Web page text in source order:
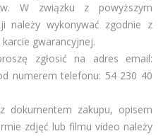
W związku z powyższym
należy wykonywać zgodnie z
gwarancyjnej.
zgłosić na adres email:
numerem telefonu: 54 230 40
dokumentem zakupu, opisem
zdjęć lub filmu video należy